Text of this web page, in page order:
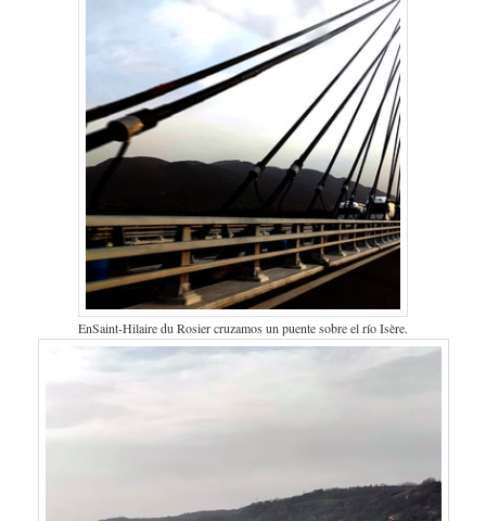
EnSaint-Hilaire du Rosier cruzamos un puente sobre el río Isère.